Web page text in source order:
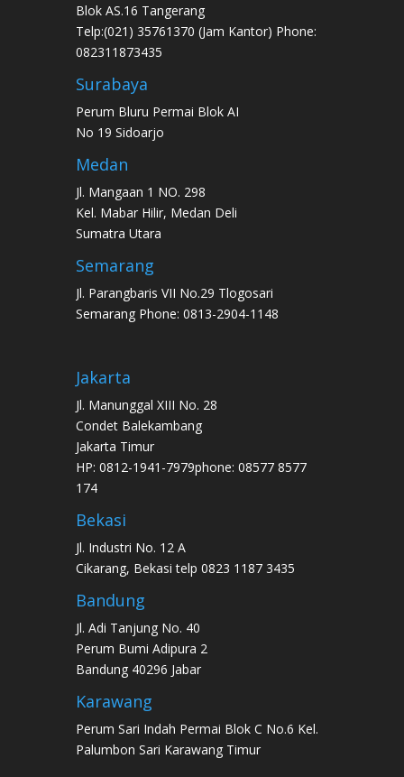
Blok AS.16 Tangerang
Telp:(021) 35761370 (Jam Kantor) Phone:
082311873435
Surabaya
Perum Bluru Permai Blok AI
No 19 Sidoarjo
Medan
Jl. Mangaan 1 NO. 298
Kel. Mabar Hilir, Medan Deli
Sumatra Utara
Semarang
Jl. Parangbaris VII No.29 Tlogosari
Semarang Phone: 0813-2904-1148
Jakarta
Jl. Manunggal XIII No. 28
Condet Balekambang
Jakarta Timur
HP: 0812-1941-7979phone: 08577 8577
174
Bekasi
Jl. Industri No. 12 A
Cikarang, Bekasi telp 0823 1187 3435
Bandung
Jl. Adi Tanjung No. 40
Perum Bumi Adipura 2
Bandung 40296 Jabar
Karawang
Perum Sari Indah Permai Blok C No.6 Kel.
Palumbon Sari Karawang Timur